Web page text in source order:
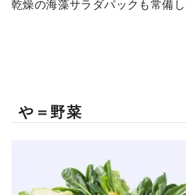
乾燥の海藻サラダパックも常備し
や＝野菜